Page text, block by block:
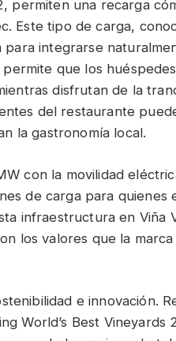
permiten una recarga
Este tipo de carga,
integrarse
que los
disfrutan de la
del restaurante
la gastronomía local.
con la movilidad
de carga para quienes
infraestructura en Viña
los valores que la marca
e innovación.
World’s Best Vineyards